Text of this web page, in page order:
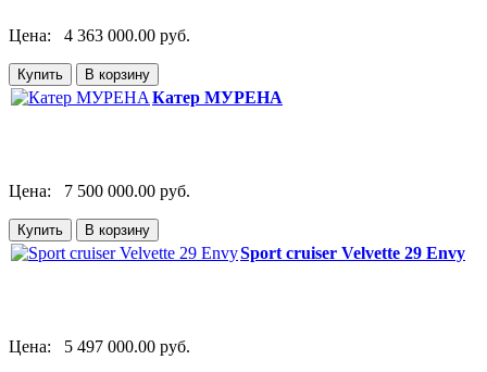
Цена: 4 363 000.00 руб.
Катер МУРЕНА
Цена: 7 500 000.00 руб.
Sport cruiser Velvette 29 Envy
Цена: 5 497 000.00 руб.